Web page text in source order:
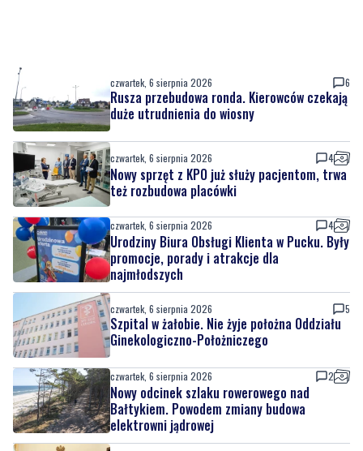
czwartek, 6 sierpnia 2026 6
Rusza przebudowa ronda. Kierowców czekają
duże utrudnienia do wiosny
czwartek, 6 sierpnia 2026 4
Nowy sprzęt z KPO już służy pacjentom, trwa
też rozbudowa placówki
czwartek, 6 sierpnia 2026 4
Urodziny Biura Obsługi Klienta w Pucku. Były
promocje, porady i atrakcje dla
najmłodszych
czwartek, 6 sierpnia 2026 5
Szpital w żałobie. Nie żyje położna Oddziału
Ginekologiczno-Położniczego
czwartek, 6 sierpnia 2026 2
Nowy odcinek szlaku rowerowego nad
Bałtykiem. Powodem zmiany budowa
elektrowni jądrowej